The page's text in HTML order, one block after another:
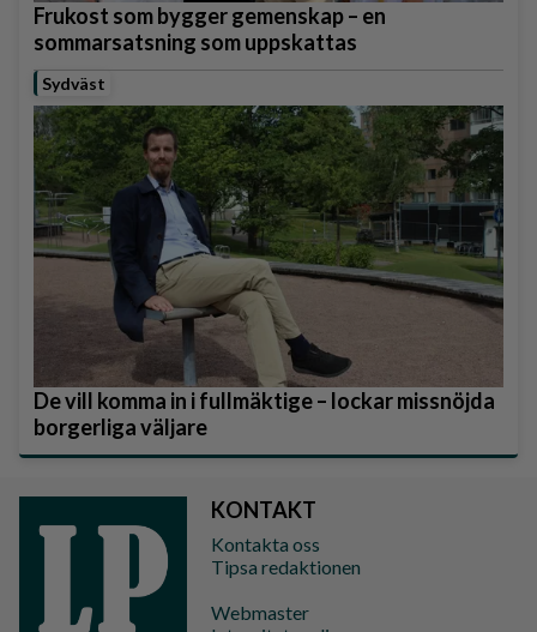
Frukost som bygger gemenskap – en
sommarsatsning som uppskattas
Sydväst
De vill komma in i fullmäktige – lockar missnöjda
borgerliga väljare
KONTAKT
Kontakta oss
Tipsa redaktionen
Webmaster